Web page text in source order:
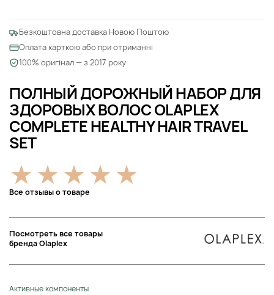
ПОЛНЫЙ ДОРОЖНЫЙ НАБОР ДЛЯ
ЗДОРОВЫХ ВОЛОС OLAPLEX
COMPLETE HEALTHY HAIR TRAVEL
SET
Все отзывы о товаре
Посмотреть все товары
бренда Olaplex
Активные компоненты
Безкоштовна доставка Новою Поштою
Оплата карткою або при отриманні
100% оригінал — з 2017 року